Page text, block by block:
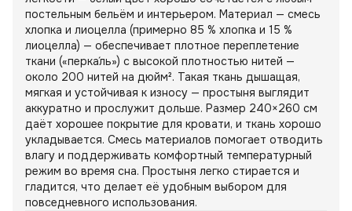
постельным бельём и интерьером. Материал — смесь
хлопка и лиоцелла (примерно 85 % хлопка и 15 %
лиоцелла) — обеспечивает плотное переплетение
ткани («перка́ль») с высокой плотностью нитей —
около 200 нитей на дюйм². Такая ткань дышащая,
мягкая и устойчивая к износу — простыня выглядит
аккуратно и прослужит дольше. Размер 240×260 см
даёт хорошее покрытие для кровати, и ткань хорошо
укладывается. Смесь материалов помогает отводить
влагу и поддерживать комфортный температурный
режим во время сна. Простыня легко стирается и
гладится, что делает её удобным выбором для
повседневного использования.